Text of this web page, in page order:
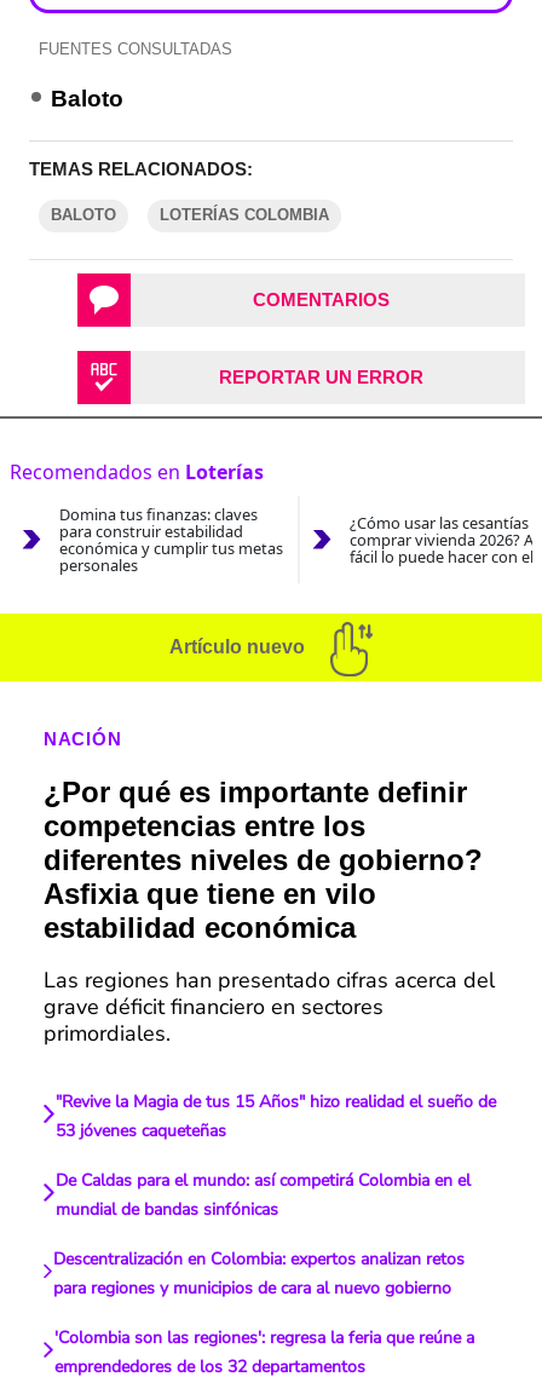
FUENTES CONSULTADAS
Baloto
TEMAS RELACIONADOS:
BALOTO LOTERÍAS COLOMBIA
COMENTARIOS
REPORTAR UN ERROR
Recomendados en Loterías
Domina tus finanzas: claves
para construir estabilidad
económica y cumplir tus metas
personales
¿Cómo usar las cesantías
comprar vivienda 2026?
fácil lo puede hacer con el
Artículo nuevo
NACIÓN
¿Por qué es importante definir
competencias entre los
diferentes niveles de gobierno?
Asfixia que tiene en vilo
estabilidad económica
Las regiones han presentado cifras acerca del
grave déficit financiero en sectores
primordiales.
"Revive la Magia de tus 15 Años" hizo realidad el sueño de
53 jóvenes caqueteñas
De Caldas para el mundo: así competirá Colombia en el
mundial de bandas sinfónicas
Descentralización en Colombia: expertos analizan retos
para regiones y municipios de cara al nuevo gobierno
'Colombia son las regiones': regresa la feria que reúne a
emprendedores de los 32 departamentos